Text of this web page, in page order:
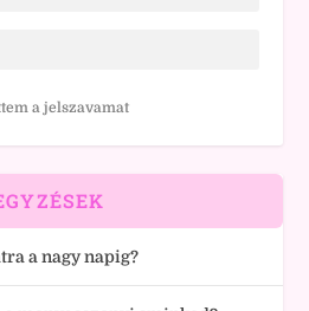
a jelszavamat
a nagy napig?